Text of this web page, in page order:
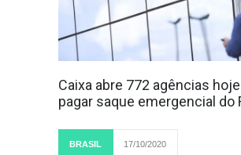
Caixa abre 772 agências
pagar saque emergencial do
BRASIL 17/10/2020